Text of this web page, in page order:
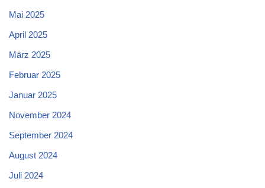
Mai 2025
April 2025
März 2025
Februar 2025
Januar 2025
November 2024
September 2024
August 2024
Juli 2024